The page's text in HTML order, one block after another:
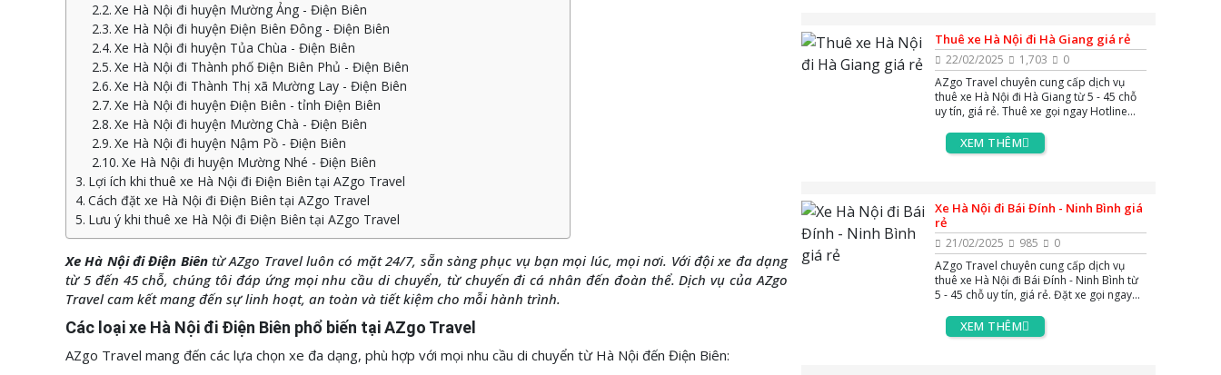
Xe Hà Nội đi huyện Mường Ảng - Điện Biên
Xe Hà Nội đi huyện Điện Biên Đông - Điện Biên
Xe Hà Nội đi huyện Tủa Chùa - Điện Biên
Xe Hà Nội đi Thành phố Điện Biên Phủ - Điện Biên
Xe Hà Nội đi Thành Thị xã Mường Lay - Điện Biên
Xe Hà Nội đi huyện Điện Biên - tỉnh Điện Biên
Xe Hà Nội đi huyện Mường Chà - Điện Biên
Xe Hà Nội đi huyện Nậm Pồ - Điện Biên
Xe Hà Nội đi huyện Mường Nhé - Điện Biên
Lợi ích khi thuê xe Hà Nội đi Điện Biên tại AZgo Travel
Cách đặt xe Hà Nội đi Điện Biên tại AZgo Travel
Lưu ý khi thuê xe Hà Nội đi Điện Biên tại AZgo Travel
Xe Hà Nội đi Điện Biêntừ AZgo Travel luôn có mặt 24/7, sẵn sàng phục vụ bạn mọi lúc, mọi nơi. Với đội xe đa dạng
từ 5 đến 45 chỗ, chúng tôi đáp ứng mọi nhu cầu di chuyển, từ chuyến đi cá nhân đến đoàn thể. Dịch vụ của AZgo
Travel cam kết mang đến sự linh hoạt, an toàn và tiết kiệm cho mỗi hành trình.
Các loại xe Hà Nội đi Điện Biên phổ biến tại AZgo Travel
AZgo Travel mang đến các lựa chọn xe đa dạng, phù hợp với mọi nhu cầu di chuyển từ Hà Nội đến Điện Biên:
Thuê xe Hà Nội đi Hà Giang giá rẻ
22/02/2025 1,703
0
AZgo Travel chuyên cung cấp dịch vụ
thuê xe Hà Nội đi Hà Giang từ 5 - 45 chỗ
uy tín, giá rẻ. Thuê xe gọi ngay Hotline
để được tư vấn miễn phí 24/7.
XEM THÊM
Xe Hà Nội đi Bái Đính - Ninh Bình giá
rẻ
21/02/2025 985
0
AZgo Travel chuyên cung cấp dịch vụ
thuê xe Hà Nội đi Bái Đính - Ninh Bình từ
5 - 45 chỗ uy tín, giá rẻ. Đặt xe gọi ngay
Massenger để được tư vấn miễn phí 24/7.
XEM THÊM